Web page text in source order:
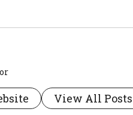
View All Posts